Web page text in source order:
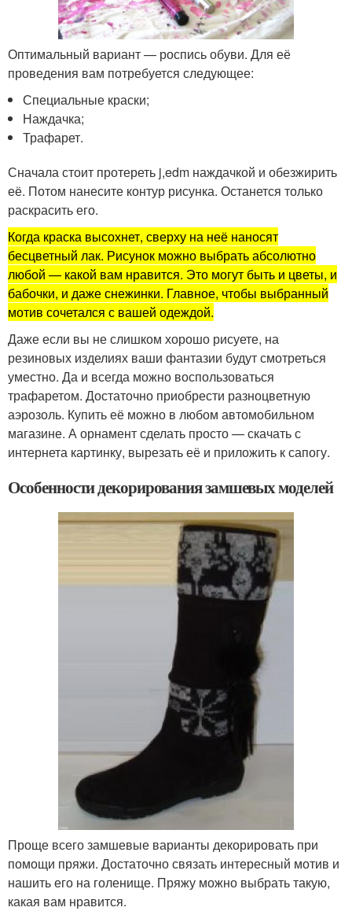
Оптимальный вариант — роспись обуви. Для её
проведения вам потребуется следующее:
Специальные краски;
Наждачка;
Трафарет.
Сначала стоит протереть j,edm наждачкой и обезжирить
её. Потом нанесите контур рисунка. Останется только
раскрасить его.
Когда краска высохнет, сверху на неё наносят
бесцветный лак. Рисунок можно выбрать абсолютно
любой — какой вам нравится. Это могут быть и цветы, и
бабочки, и даже снежинки. Главное, чтобы выбранный
мотив сочетался с вашей одеждой.
Даже если вы не слишком хорошо рисуете, на
резиновых изделиях ваши фантазии будут смотреться
уместно. Да и всегда можно воспользоваться
трафаретом. Достаточно приобрести разноцветную
аэрозоль. Купить её можно в любом автомобильном
магазине. А орнамент сделать просто — скачать с
интернета картинку, вырезать её и приложить к сапогу.
Особенности декорирования замшевых моделей
Проще всего замшевые варианты декорировать при
помощи пряжи. Достаточно связать интересный мотив и
нашить его на голенище. Пряжу можно выбрать такую,
какая вам нравится.